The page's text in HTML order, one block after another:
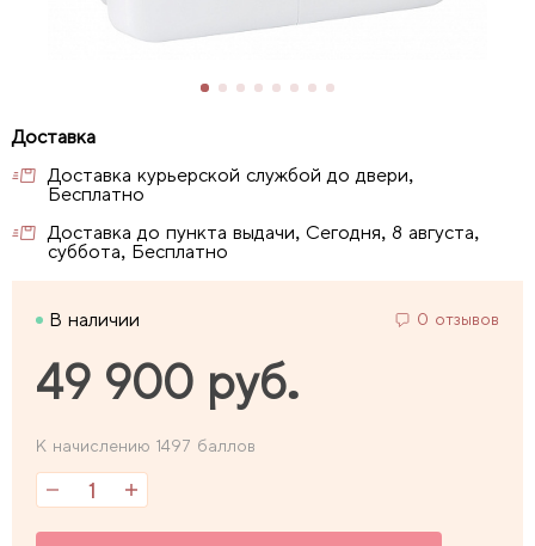
Доставка курьерской службой до двери,
Бесплатно
Доставка до пункта выдачи, Сегодня, 8 августа,
суббота, Бесплатно
В наличии 0 отзывов
49 900 руб.
К начислению 1497 баллов